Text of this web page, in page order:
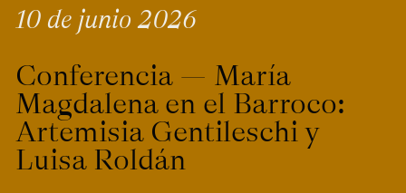
Personas
Espacios
Explora ArteHum
10 de junio 2026
Conferencia — María
Magdalena en el Barroco:
Artemisia Gentileschi y
Luisa Roldán